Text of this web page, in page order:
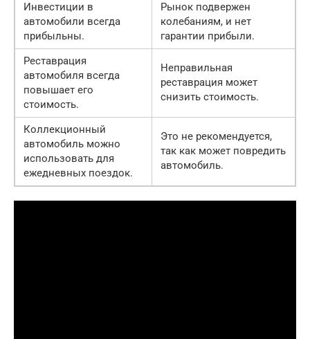
Инвестиции в
автомобили всегда
прибыльны.
Рынок подвержен
колебаниям, и нет
гарантии прибыли.
Реставрация
автомобиля всегда
повышает его
стоимость.
Неправильная
реставрация может
снизить стоимость.
Коллекционный
автомобиль можно
использовать для
ежедневных поездок.
Это не рекомендуется,
так как может повредить
автомобиль.